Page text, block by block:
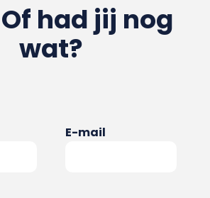
had jij nog
wat?
E-mail